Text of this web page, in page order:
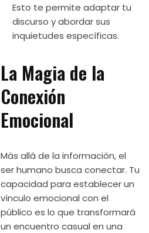
Esto te permite adaptar tu
discurso y abordar sus
inquietudes específicas.
La Magia de la
Conexión
Emocional
Más allá de la información, el
ser humano busca conectar. Tu
capacidad para establecer un
vínculo emocional con el
público es lo que transformará
un encuentro casual en una